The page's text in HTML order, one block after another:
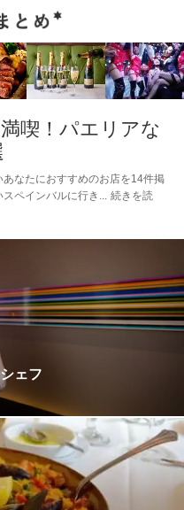
喫！パエリアな
なたにおすすめのお店を14件掲
ペインバルに行き
続きを読
ェフ
年スペイン・カタルニア
に開催の「愛・地球博（EXP
ス・バー」の総プロデュー
ペイン国家の為に功を成し